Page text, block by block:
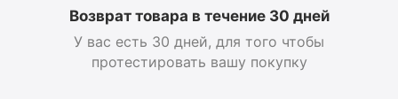
Возврат товара в течение 30 дней
У вас есть 30 дней, для того чтобы
протестировать вашу покупку